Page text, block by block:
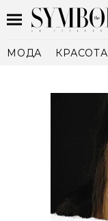
МОДА КРАСОТА